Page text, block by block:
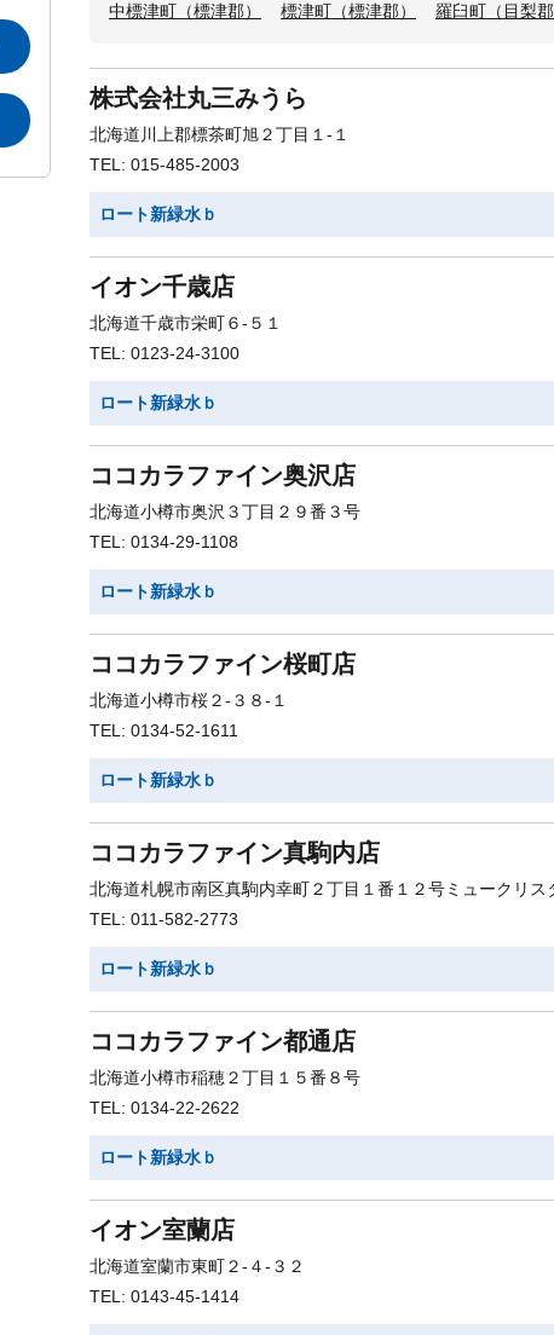
中標津町（標津郡）
標津町（標津郡） 羅臼町（目梨郡
株式会社丸三みうら
北海道川上郡標茶町旭２丁目１-１
TEL: 015-485-2003
ロート新緑水ｂ
イオン千歳店
北海道千歳市栄町６-５１
TEL: 0123-24-3100
ロート新緑水ｂ
ココカラファイン奥沢店
北海道小樽市奥沢３丁目２９番３号
TEL: 0134-29-1108
ロート新緑水ｂ
ココカラファイン桜町店
北海道小樽市桜２-３８-１
TEL: 0134-52-1611
ロート新緑水ｂ
ココカラファイン真駒内店
北海道札幌市南区真駒内幸町２丁目１番１２号ミュークリス
TEL: 011-582-2773
ロート新緑水ｂ
ココカラファイン都通店
北海道小樽市稲穂２丁目１５番８号
TEL: 0134-22-2622
ロート新緑水ｂ
イオン室蘭店
北海道室蘭市東町２-４-３２
TEL: 0143-45-1414